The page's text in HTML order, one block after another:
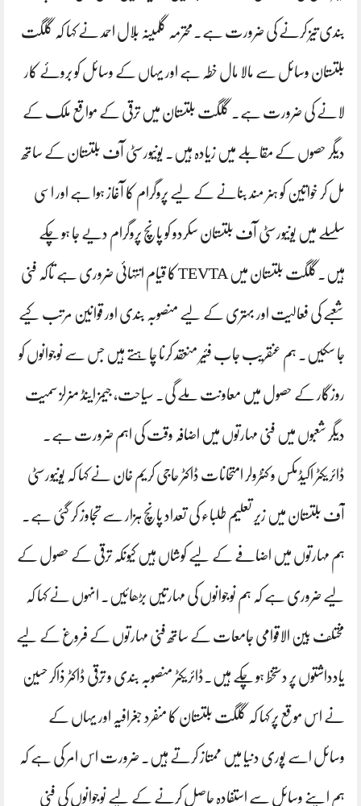
بندی تیز کرنے کی ضرورت ہے۔محترمہ گلمینہ بلال احمد نے کہا کہ گلگت
بلتستان وسائل سے مالا مال خطہ ہے اور یہاں کے وسائل کو بروئے کار
لانے کی ضرورت ہے۔ گلگت بلتستان میں ترقی کے مواقع ملک کے
دیگر حصوں کے مقابلے میں زیادہ ہیں۔ یونیورسٹی آف بلتستان کے ساتھ
مل کر خواتین کو ہنر مند بنانے کے لیے پروگرام کا آغاز ہوا ہے اور اسی
سلسلے میں یونیورسٹی آف بلتستان سکردو کو پانچ پروگرام دیے جا ہو چکے
ہیں۔گلگت بلتستان میں TEVTA کا قیام انتہائی ضروری ہے تاکہ فنی
شعبے کی فعالیت اور بہتری کے لیے منصوبہ بندی اور قوانین مرتب کیے
جا سکیں۔ ہم عنقریب جاب فئیر منعقد کرنا چاہتے ہیں جس سے نوجوانوں کو
روزگار کے حصول میں معاونت ملے گی۔ سیاحت، جیمز اینڈ منرلز سمیت
دیگر شعبوں میں فنی مہارتوں میں اضافہ وقت کی اہم ضرورت ہے۔
ڈائریکٹر اکیڈمکس و کنٹرولر امتحانات ڈاکٹر حاجی کریم خان نے کہا کہ یونیورسٹی
آف بلتستان میں زیر تعلیم طلباء کی تعداد پانچ ہزار سے تجاوز کر گئی ہے۔
ہم مہارتوں میں اضافے کے لیے کوشاں ہیں کیونکہ ترقی کے حصول کے
لیے ضروری ہے کہ ہم نوجوانوں کی مہارتیں بڑھائیں۔ انہوں نے کہا کہ
مختلف بین الاقوامی جامعات کے ساتھ فنی مہارتوں کے فروغ کے لیے
یادداشتوں پر دستخط ہو چکے ہیں۔ڈائریکٹر منصوبہ بندی و ترقی ڈاکٹر ذاکر حسین
نے اس موقع پر کہا کہ گلگت بلتستان کا منفرد جغرافیہ اور یہاں کے
وسائل اسے پوری دنیا میں ممتاز کرتے ہیں۔ ضرورت اس امر کی ہے کہ
ہم اپنے وسائل سے استفادہ حاصل کرنے کے لیے نوجوانوں کی فنی